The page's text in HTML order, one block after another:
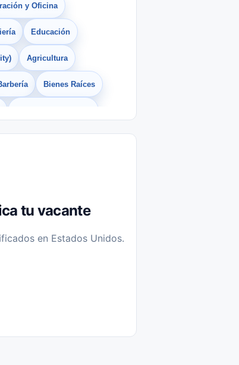
y Oficina
Educación
Agricultura
Bienes Raíces
tu vacante
en Estados Unidos.